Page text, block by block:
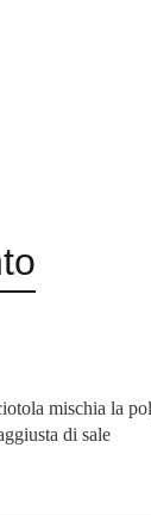
mischia la
di sale